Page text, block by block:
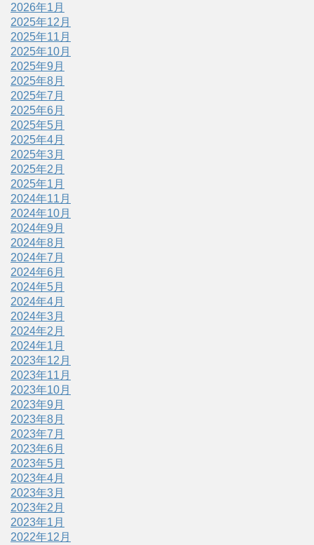
2026年1月
2025年12月
2025年11月
2025年10月
2025年9月
2025年8月
2025年7月
2025年6月
2025年5月
2025年4月
2025年3月
2025年2月
2025年1月
2024年11月
2024年10月
2024年9月
2024年8月
2024年7月
2024年6月
2024年5月
2024年4月
2024年3月
2024年2月
2024年1月
2023年12月
2023年11月
2023年10月
2023年9月
2023年8月
2023年7月
2023年6月
2023年5月
2023年4月
2023年3月
2023年2月
2023年1月
2022年12月